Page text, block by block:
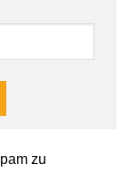
zu